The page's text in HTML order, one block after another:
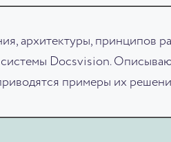
архитектуры, принципов
Docsvision.
примеры их